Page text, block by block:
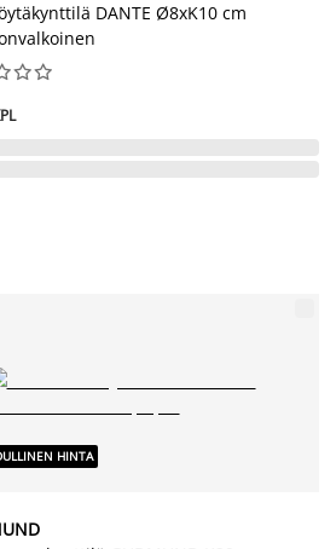
DANTE Ø8xK10 cm



HINTA